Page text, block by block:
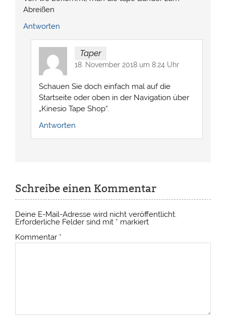
Abreißen
Antworten
Taper
18. November 2018 um 8:24 Uhr
Schauen Sie doch einfach mal auf die
Startseite oder oben in der Navigation über
„Kinesio Tape Shop“.
Antworten
Schreibe einen Kommentar
Deine E-Mail-Adresse wird nicht veröffentlicht.
Erforderliche Felder sind mit * markiert
Kommentar *